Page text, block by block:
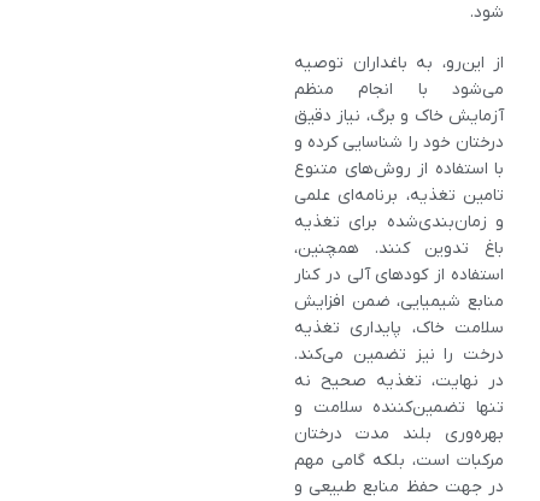
شود.
از این‌رو، به باغداران توصیه
می‌شود با انجام منظم
آزمایش خاک و برگ، نیاز دقیق
درختان خود را شناسایی کرده و
با استفاده از روش‌های متنوع
تامین تغذیه، برنامه‌ای علمی
و زمان‌بندی‌شده برای تغذیه
باغ تدوین کنند. همچنین،
استفاده از کودهای آلی در کنار
منابع شیمیایی، ضمن افزایش
سلامت خاک، پایداری تغذیه
درخت را نیز تضمین می‌کند.
در نهایت، تغذیه صحیح نه‌
تنها تضمین‌کننده سلامت و
بهره‌وری بلند مدت درختان
مرکبات است، بلکه گامی مهم
در جهت حفظ منابع طبیعی و